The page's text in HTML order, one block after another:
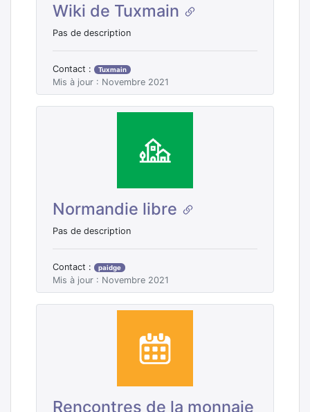
Wiki de Tuxmain
Pas de description
Contact : Tuxmain
Mis à jour : Novembre 2021
Normandie libre
Pas de description
Contact : paidge
Mis à jour : Novembre 2021
Rencontres de la monnaie